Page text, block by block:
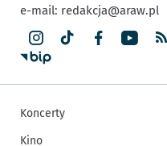
e-mail: redakcja@araw.pl
Koncerty
Kino